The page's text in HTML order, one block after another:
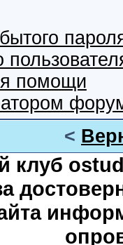
помощи
<
клуб